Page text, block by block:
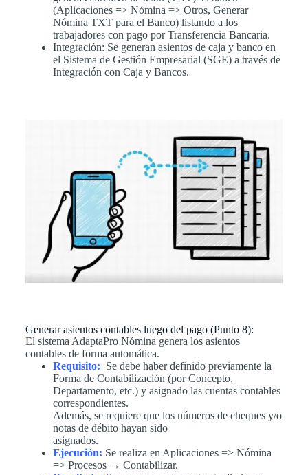
(Aplicaciones => Nómina => Otros, Generar
Nómina TXT para el Banco) listando a los
trabajadores con pago por Transferencia Bancaria.
Integración: Se generan asientos de caja y banco en
el Sistema de Gestión Empresarial (SGE) a través de
Integración con Caja y Bancos.
Generar asientos contables luego del pago (Punto 8):
El sistema AdaptaPro Nómina genera los asientos
contables de forma automática.
Requisito: Se debe haber definido previamente la
Forma de Contabilización (por Concepto,
Departamento, etc.) y asignado las cuentas contables
correspondientes.
Además, se requiere que los números de cheques y/o
notas de débito hayan sido
asignados.
Ejecución: Se realiza en Aplicaciones => Nómina
=> Procesos → Contabilizar.